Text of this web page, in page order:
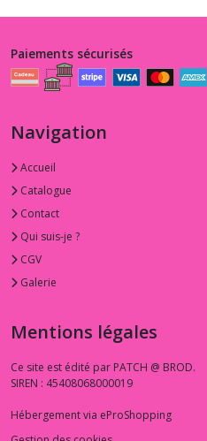
Paiements sécurisés
Navigation
Accueil
Catalogue
Contact
Qui suis-je ?
CGV
Galerie
Mentions légales
Ce site est édité par PATCH @ BROD.
SIREN : 45408068000019
Hébergement via eProShopping